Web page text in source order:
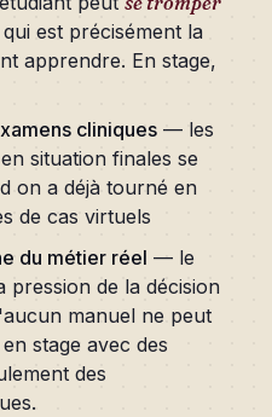
est précisément la
apprendre. En stage,
cliniques — les
situation finales se
on a déjà tourné en
de cas virtuels
du métier réel — le
de la décision
manuel ne peut
stage avec des
des